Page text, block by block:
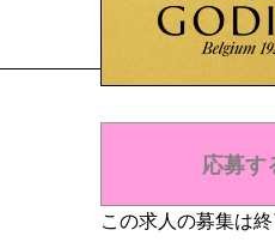
応募す
この求人の募集は終